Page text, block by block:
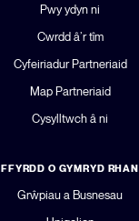
Pwy ydyn ni
Cwrdd â’r tîm
Cyfeiriadur Partneriaid
Map Partneriaid
Cysylltwch â ni
FFYRDD O GYMRYD RHAN
Grŵpiau a Busnesau